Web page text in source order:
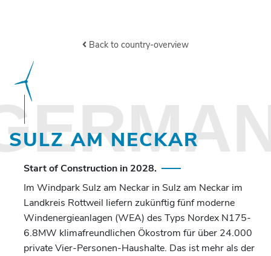
Back to country-overview
SULZ AM NECKAR
Start of Construction in 2028.
Im Windpark Sulz am Neckar in Sulz am Neckar im
Landkreis Rottweil liefern zukünftigfünf moderne
Windenergieanlagen (WEA) des Typs Nordex N175-
6.8MW klimafreundlichen Ökostrom für über 24.000
privateVier-Personen-Haushalte. Das ist mehr als der